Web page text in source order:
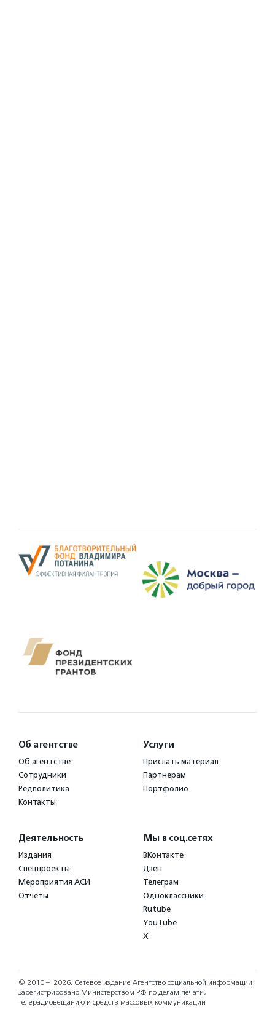
Об агентстве
Об агентстве
Сотрудники
Редполитика
Контакты
Услуги
Прислать материал
Партнерам
Портфолио
Деятельность
Издания
Спецпроекты
Мероприятия АСИ
Отчеты
Мы в соц.сетях
ВКонтакте
Дзен
Телеграм
Одноклассники
Rutube
YouTube
X
© 2010 – 2026. Сетевое издание Агентство социальной информации
Зарегистрировано Министерством РФ по делам печати,
телерадиовещанию и средств массовых коммуникаций